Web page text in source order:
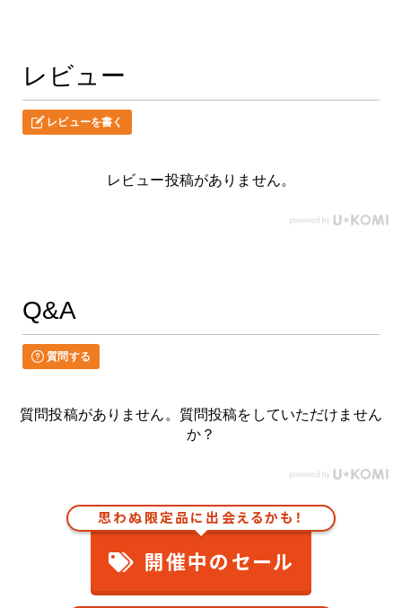
レビュー
レビューを書く
レビュー投稿がありません。
Q&A
質問する
質問投稿がありません。質問投稿をしていただけません
か？
思わぬ限定品に出会えるかも！
開催中のセール